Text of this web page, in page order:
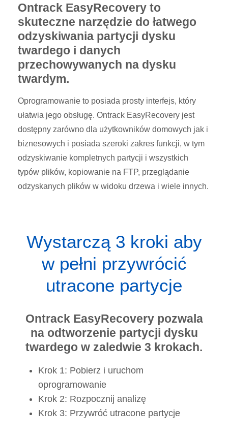
Ontrack EasyRecovery to
skuteczne narzędzie do łatwego
odzyskiwania partycji dysku
twardego i danych
przechowywanych na dysku
twardym.
Oprogramowanie to posiada prosty interfejs, który
ułatwia jego obsługę. Ontrack EasyRecovery jest
dostępny zarówno dla użytkowników domowych jak i
biznesowych i posiada szeroki zakres funkcji, w tym
odzyskiwanie kompletnych partycji i wszystkich
typów plików, kopiowanie na FTP, przeglądanie
odzyskanych plików w widoku drzewa i wiele innych.
Wystarczą 3 kroki aby
w pełni przywrócić
utracone partycje
Ontrack EasyRecovery pozwala
na odtworzenie partycji dysku
twardego w zaledwie 3 krokach.
Krok 1: Pobierz i uruchom
oprogramowanie
Krok 2: Rozpocznij analizę
Krok 3: Przywróć utracone partycje